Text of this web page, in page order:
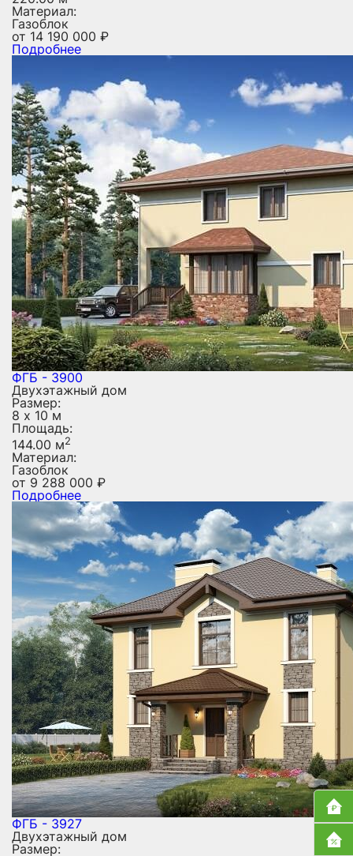
Материал:
Газоблок
от 14 190 000 ₽
Подробнее
ФГБ - 3900
Двухэтажный дом
Размер:
8 х 10 м
Площадь:
144.00 м2
Материал:
Газоблок
от 9 288 000 ₽
Подробнее
ФГБ - 3927
Двухэтажный дом
Размер: